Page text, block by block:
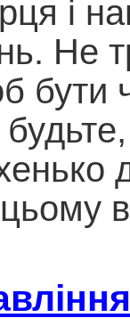
і
Не
бути